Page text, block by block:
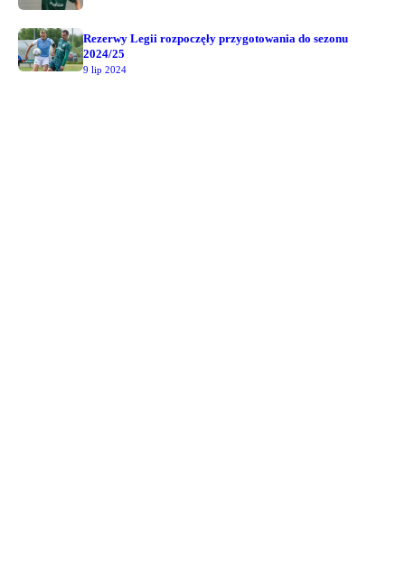
Rezerwy Legii rozpoczęły przygotowania do sezonu
2024/25
9 lip 2024